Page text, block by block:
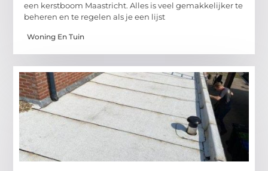
een kerstboom Maastricht. Alles is veel gemakkelijker te
beheren en te regelen als je een lijst
Woning En Tuin